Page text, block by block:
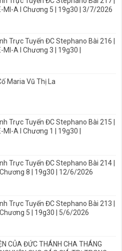
MI-A I Chương 5 | 19g30 | 3/7/2026
Trực Tuyến ĐC Stephano Bài 216 |
MI-A I Chương 3 | 19g30 |
Maria Vũ Thị La
Trực Tuyến ĐC Stephano Bài 215 |
MI-A I Chương 1 | 19g30 |
Trực Tuyến ĐC Stephano Bài 214 |
8 | 19g30 | 12/6/2026
Trực Tuyến ĐC Stephano Bài 213 |
5 | 19g30 | 5/6/2026
CỦA ĐỨC THÁNH CHA THÁNG